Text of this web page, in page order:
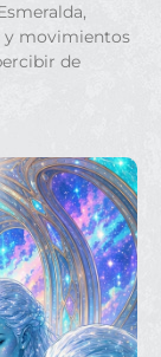
y movimientos
de